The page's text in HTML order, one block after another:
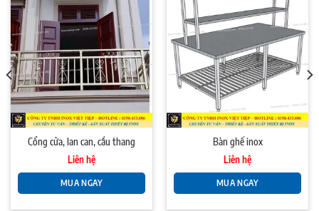
Cổng cửa, lan can, cầu thang
Liên hệ
MUA NGAY
Bàn ghế inox
Liên hệ
MUA NGAY